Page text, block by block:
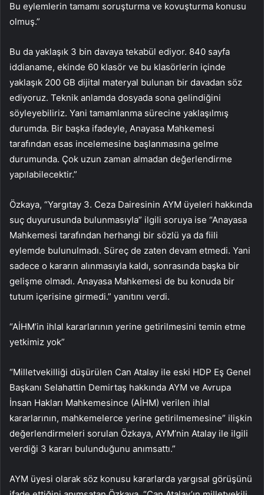
Bu eylemlerin tamamı soruşturma ve kovuşturma konusu
olmuş.”
Bu da yaklaşık 3 bin davaya tekabül ediyor. 840 sayfa
iddianame, ekinde 60 klasör ve bu klasörlerin içinde
yaklaşık 200 GB dijital materyal bulunan bir davadan söz
ediyoruz. Teknik anlamda dosyada sona gelindiğini
söyleyebiliriz. Yani tamamlanma sürecine yaklaşılmış
durumda. Bir başka ifadeyle, Anayasa Mahkemesi
tarafından esas incelemesine başlanmasına gelme
durumunda. Çok uzun zaman almadan değerlendirme
yapılabilecektir.”
Özkaya, “Yargıtay 3. Ceza Dairesinin AYM üyeleri hakkında
suç duyurusunda bulunmasıyla” ilgili soruya ise “Anayasa
Mahkemesi tarafından herhangi bir sözlü ya da fiili
eylemde bulunulmadı. Süreç de zaten devam etmedi. Yani
sadece o kararın alınmasıyla kaldı, sonrasında başka bir
gelişme olmadı. Anayasa Mahkemesi de bu konuda bir
tutum içerisine girmedi.” yanıtını verdi.
“AİHM’in ihlal kararlarının yerine getirilmesini temin etme
yetkimiz yok”
“Milletvekilliği düşürülen Can Atalay ile eski HDP Eş Genel
Başkanı Selahattin Demirtaş hakkında AYM ve Avrupa
İnsan Hakları Mahkemesince (AİHM) verilen ihlal
kararlarının, mahkemelerce yerine getirilmemesine” ilişkin
değerlendirmeleri sorulan Özkaya, AYM’nin Atalay ile ilgili
verdiği 3 kararı bulunduğunu anımsattı.”
AYM üyesi olarak söz konusu kararlarda yargısal görüşünü